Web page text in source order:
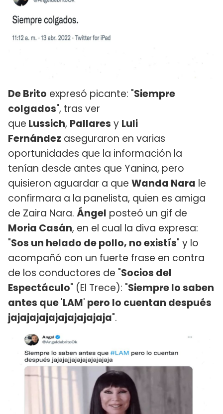
De Brito expresó picante: "Siempre
colgados", tras ver
que Lussich, Pallares y Luli
Fernández aseguraron en varias
oportunidades que la información la
tenían desde antes que Yanina, pero
quisieron aguardar a que Wanda Nara le
confirmara a la panelista, quien es amiga
de Zaira Nara. Ángel posteó un gif de
Moria Casán, en el cual la diva expresa:
"Sos un helado de pollo, no existís" y lo
acompañó con un fuerte frase en contra
de los conductores de "Socios del
Espectáculo" (El Trece): "Siempre lo saben
antes que'LAM' pero lo cuentan después
jajajajajajajajajajaja".